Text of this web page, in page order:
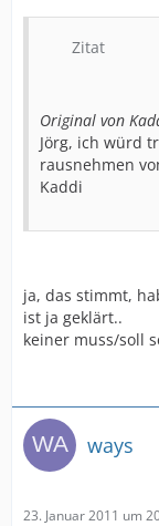
Zitat
Original von
Jörg, ich würd
rausnehmen
Kaddi
ja, das stimmt,
ist ja geklärt..
keiner muss/soll
ways
23. Januar 2011 um